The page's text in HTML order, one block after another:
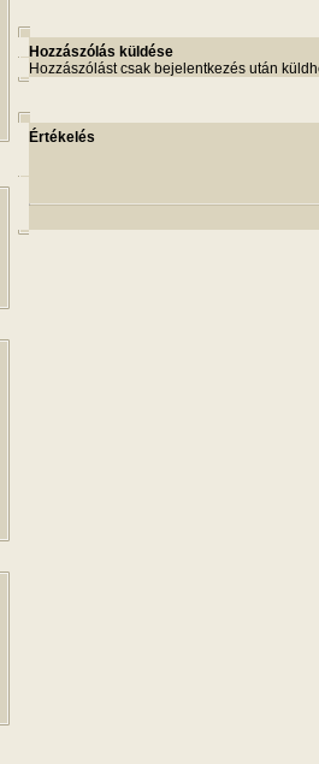
Hozzászólás küldése
Hozzászólást csak bejelentkezés után
Értékelés